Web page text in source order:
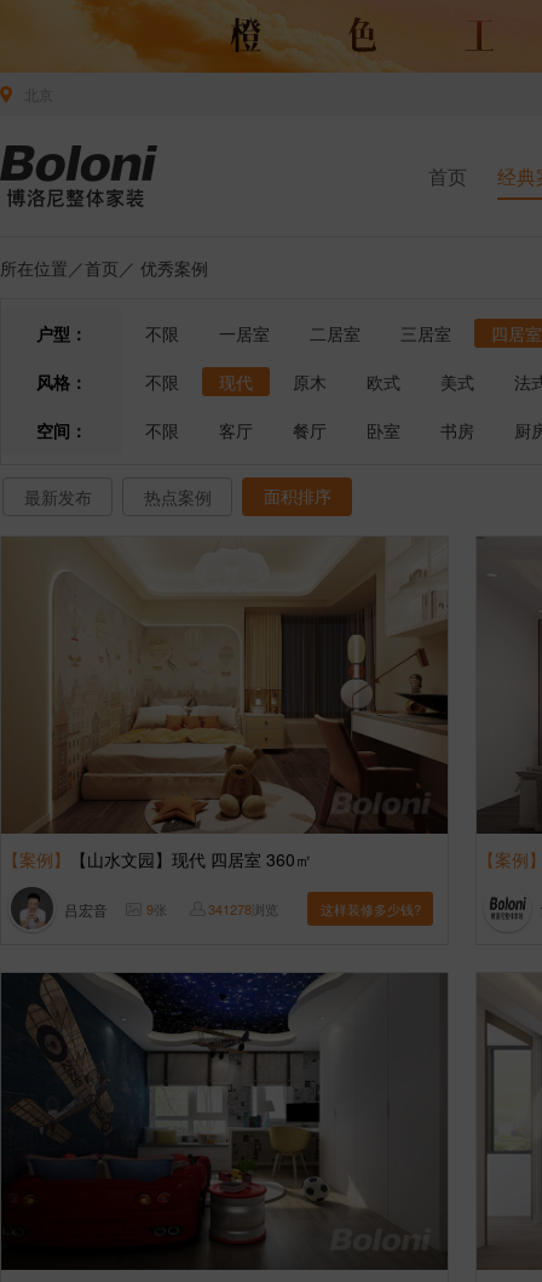
首页 经典
所在位置／首页 ／ 优秀案例
户型： 不限 一居室 二居室 三居室
四居室
风格：
不限 现代 原木 欧式 美式
法
空间：
不限 客厅 餐厅 卧室 书房 厨
最新发布 热点案例 面积排序
【案例】 【山水文园】现代 四居室 360㎡
吕宏音 9张 341278浏览 这样装修多少钱?
【案例